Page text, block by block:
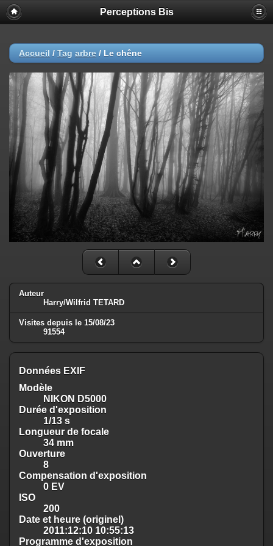
Perceptions Bis
Accueil / Tag arbre / Le chêne
Auteur
Harry/Wilfrid TETARD
Visites depuis le 15/08/23
91554
Données EXIF
Modèle
NIKON D5000
Durée d'exposition
1/13 s
Longueur de focale
34 mm
Ouverture
8
Compensation d'exposition
0 EV
ISO
200
Date et heure (originel)
2011:12:10 10:55:13
Programme d'exposition